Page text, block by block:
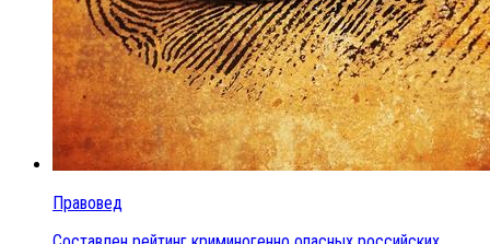
Правовед